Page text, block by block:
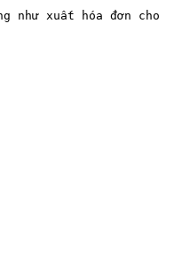
như xuất hóa đơn cho